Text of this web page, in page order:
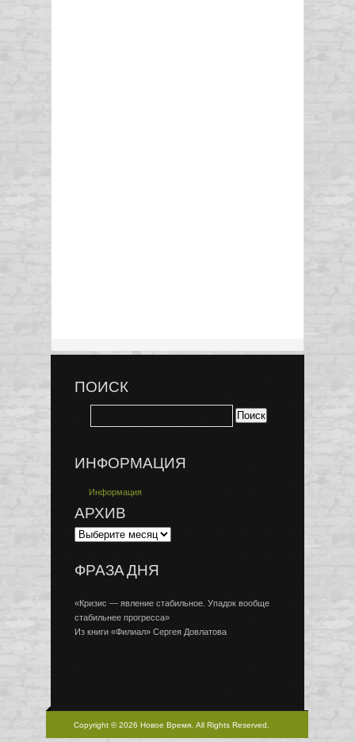
ПОИСК
ИНФОРМАЦИЯ
Информация
АРХИВ
ФРАЗА ДНЯ
«Кризис — явление стабильное. Упадок вообще
стабильнее прогресса»
Из книги «Филиал» Сергея Довлатова
Copyright © 2026 Новое Время, All Rights Reserved.